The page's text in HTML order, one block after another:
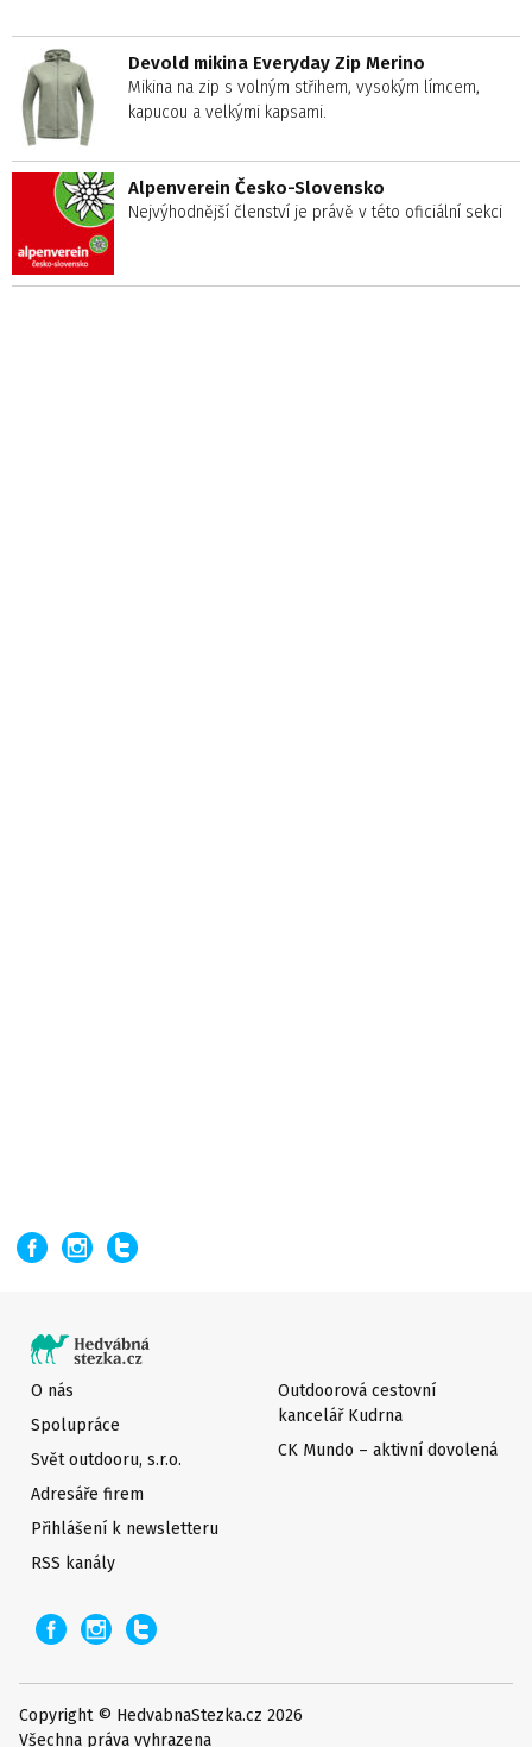
Devold mikina Everyday Zip Merino
Mikina na zip s volným střihem, vysokým límcem,
kapucou a velkými kapsami.
Alpenverein Česko-Slovensko
Nejvýhodnější členství je právě v této oficiální sekci
O nás
Spolupráce
Svět outdooru, s.r.o.
Adresáře firem
Přihlášení k newsletteru
Outdoorová cestovní
kancelář Kudrna
CK Mundo – aktivní dovolená
RSS kanály
Copyright © HedvabnaStezka.cz 2026
Všechna práva vyhrazena